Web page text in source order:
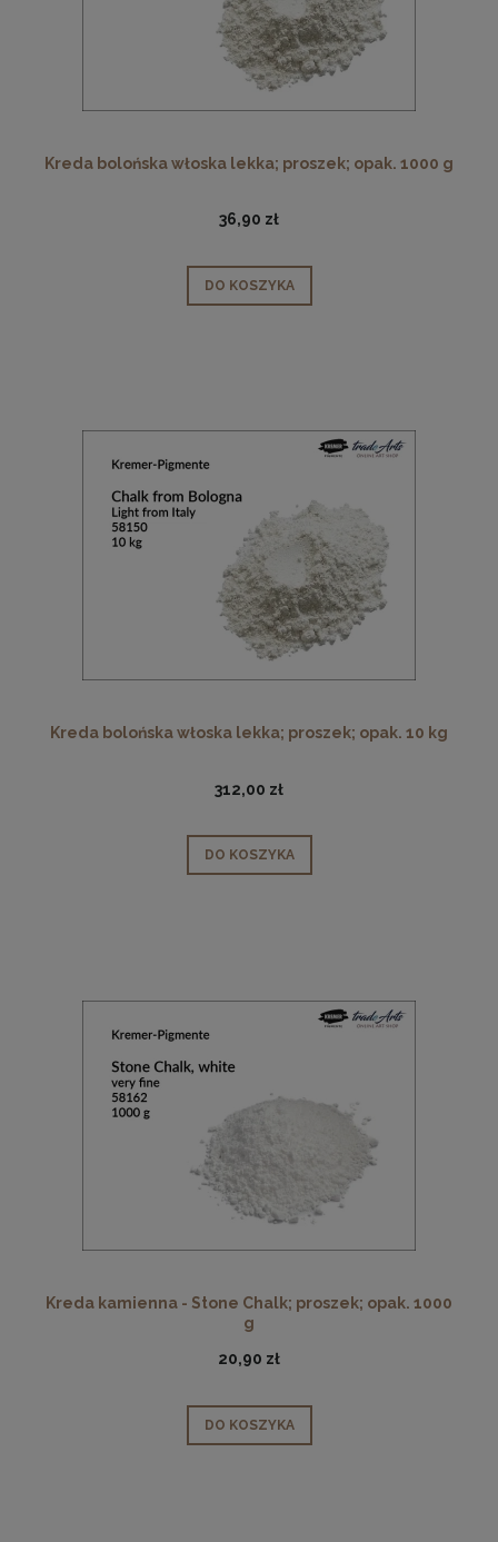
Kreda bolońska włoska lekka; proszek; opak. 1000 g
36,90 zł
DO KOSZYKA
Kreda bolońska włoska lekka; proszek; opak. 10 kg
312,00 zł
DO KOSZYKA
Kreda kamienna - Stone Chalk; proszek; opak. 1000
g
20,90 zł
DO KOSZYKA